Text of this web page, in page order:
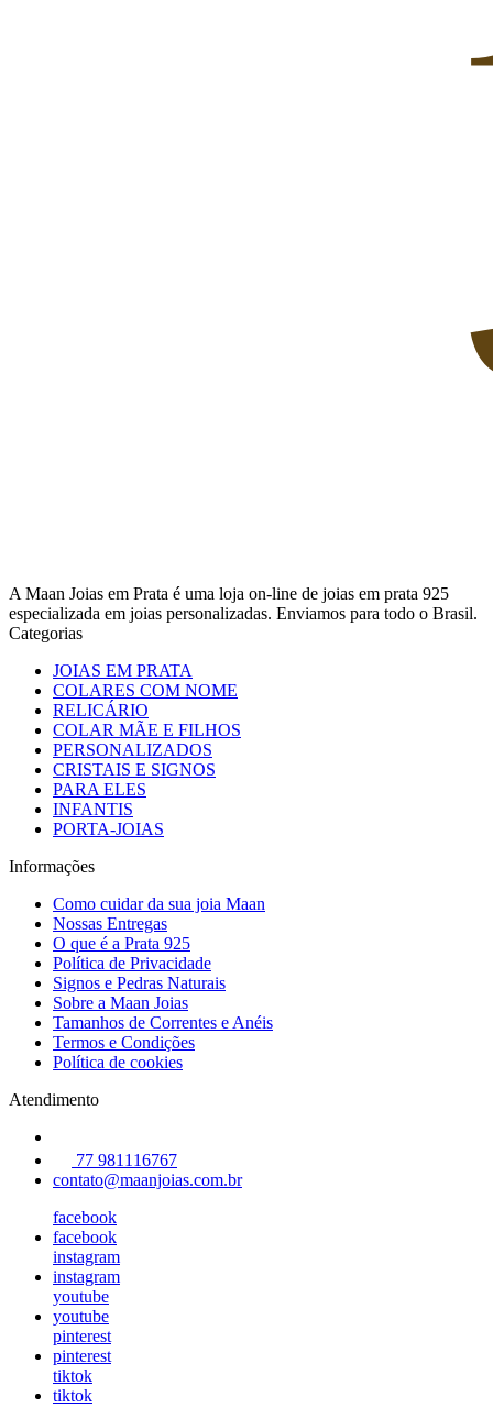
A Maan Joias em Prata é uma loja on-line de joias em prata 925
especializada em joias personalizadas. Enviamos para todo o Brasil.
Categorias
JOIAS EM PRATA
COLARES COM NOME
RELICÁRIO
COLAR MÃE E FILHOS
PERSONALIZADOS
CRISTAIS E SIGNOS
PARA ELES
INFANTIS
PORTA-JOIAS
Informações
Como cuidar da sua joia Maan
Nossas Entregas
O que é a Prata 925
Política de Privacidade
Signos e Pedras Naturais
Sobre a Maan Joias
Tamanhos de Correntes e Anéis
Termos e Condições
Política de cookies
Atendimento
77 981116767
contato@maanjoias.com.br
facebook
facebook
instagram
instagram
youtube
youtube
pinterest
pinterest
tiktok
tiktok